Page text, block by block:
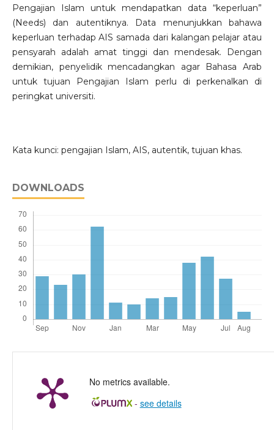
Pengajian Islam untuk mendapatkan data “keperluan”
(Needs) dan autentiknya. Data menunjukkan bahawa
keperluan terhadap AIS samada dari kalangan pelajar atau
pensyarah adalah amat tinggi dan mendesak. Dengan
demikian, penyelidik mencadangkan agar Bahasa Arab
untuk tujuan Pengajian Islam perlu di perkenalkan di
peringkat universiti.
Kata kunci: pengajian Islam, AIS, autentik, tujuan khas.
DOWNLOADS
No metrics available.
- see details